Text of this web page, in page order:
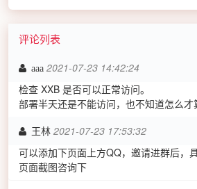
评论列表
aaa 2021-07-23 14:42:24
检查 XXB 是否可以正常访问。
部署半天还是不能访问，也不知道怎么
王林 2021-07-23 17:53:32
可以添加下页面上方QQ，邀请进群后，
页面截图咨询下